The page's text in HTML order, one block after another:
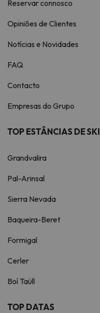
Reservar connosco
Opiniões de Clientes
Notícias e Novidades
FAQ
Contacto
Empresas do Grupo
TOP ESTÂNCIAS DE SKI
Grandvalira
Pal-Arinsal
Sierra Nevada
Baqueira-Beret
Formigal
Cerler
Boí Taüll
TOP DATAS